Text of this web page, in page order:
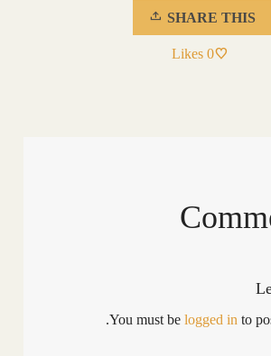
SHARE THIS
0
Likes
You must be logged in to